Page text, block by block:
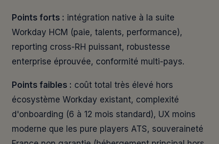
Points forts : intégration native à la suite
Workday HCM (paie, talents, performance),
reporting cross-RH puissant, robustesse
enterprise éprouvée, conformité multi-pays.
Points faibles : coût total très élevé hors
écosystème Workday existant, complexité
d'onboarding (6 à 12 mois standard), UX moins
moderne que les pure players ATS, souveraineté